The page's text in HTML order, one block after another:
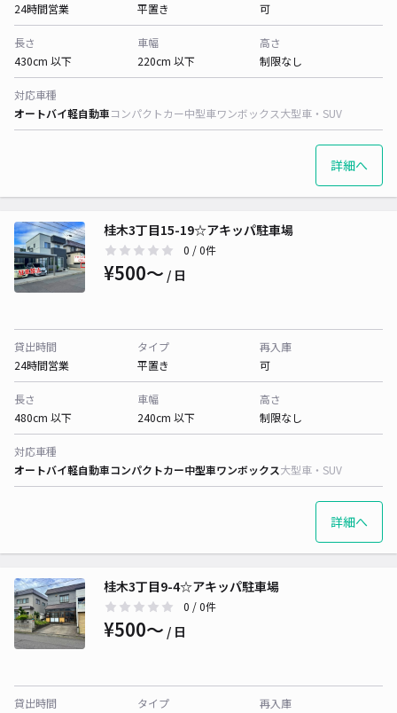
24時間営業
平置き
可
長さ
430cm 以下
車幅
220cm 以下
高さ
制限なし
対応車種
オートバイ軽自動車コンパクトカー中型車ワンボックス大型車・SUV
詳細へ
桂木3丁目15-19☆アキッパ駐車場
0 / 0件
¥500〜 / 日
貸出時間
24時間営業
タイプ
平置き
再入庫
可
長さ
480cm 以下
車幅
240cm 以下
高さ
制限なし
対応車種
オートバイ軽自動車コンパクトカー中型車ワンボックス大型車・SUV
詳細へ
桂木3丁目9-4☆アキッパ駐車場
0 / 0件
¥500〜 / 日
貸出時間
タイプ
再入庫